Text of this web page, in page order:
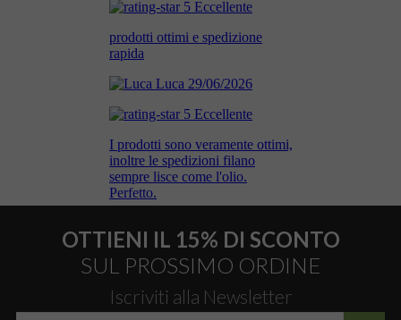
OTTIENI IL 15% DI SCONTO
SUL PROSSIMO ORDINE
Iscriviti alla Newsletter